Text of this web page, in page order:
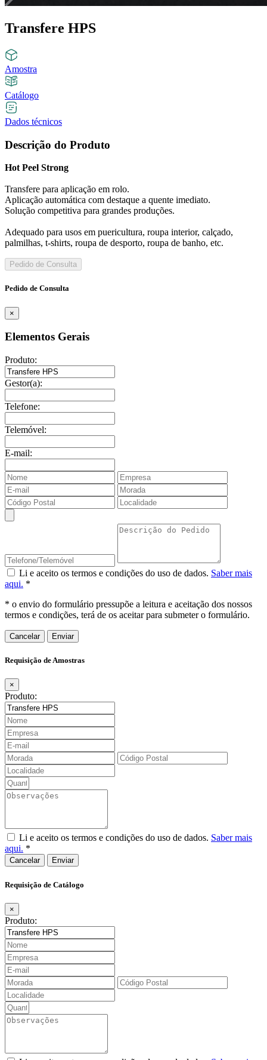
Transfere HPS
Amostra
Catálogo
Dados técnicos
Descrição do Produto
Hot Peel Strong
Transfere para aplicação em rolo.
Aplicação automática com destaque a quente imediato.
Solução competitiva para grandes produções.
Adequado para usos em puericultura, roupa interior, calçado,
palmilhas, t-shirts, roupa de desporto, roupa de banho, etc.
Pedido de Consulta
Pedido de Consulta
×
Elementos Gerais
Produto:
Gestor(a):
Telefone:
Telemóvel:
E-mail:
Li e aceito os termos e condições do uso de dados. Saber mais
aqui. *
* o envio do formulário pressupõe a leitura e aceitação dos nossos
termos e condições, terá de os aceitar para submeter o formulário.
Cancelar
Requisição de Amostras
×
Produto:
Li e aceito os termos e condições do uso de dados. Saber mais
aqui. *
Cancelar
Requisição de Catálogo
×
Produto: